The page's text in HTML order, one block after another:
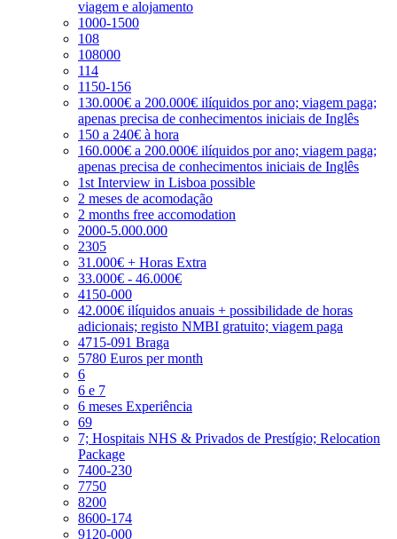
viagem e alojamento
1000-1500
108
108000
114
1150-156
130.000€ a 200.000€ ilíquidos por ano; viagem paga;
apenas precisa de conhecimentos iniciais de Inglês
150 a 240€ à hora
160.000€ a 200.000€ ilíquidos por ano; viagem paga;
apenas precisa de conhecimentos iniciais de Inglês
1st Interview in Lisboa possible
2 meses de acomodação
2 months free accomodation
2000-5.000.000
2305
31.000€ + Horas Extra
33.000€ - 46.000€
4150-000
42.000€ ilíquidos anuais + possibilidade de horas
adicionais; registo NMBI gratuito; viagem paga
4715-091 Braga
5780 Euros per month
6
6 e 7
6 meses Experiência
69
7; Hospitais NHS & Privados de Prestígio; Relocation
Package
7400-230
7750
8200
8600-174
9120-000